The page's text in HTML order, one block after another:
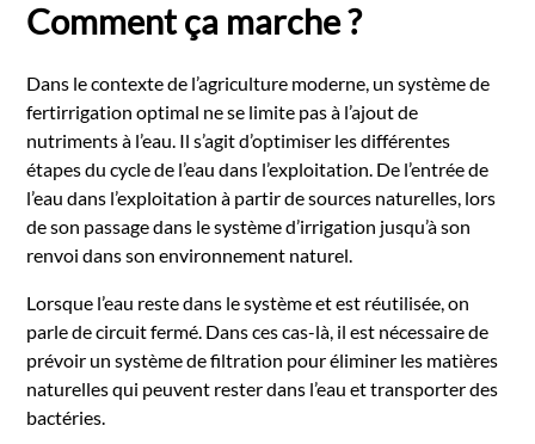
Comment ça marche ?
Dans le contexte de l’agriculture moderne, un système de
fertirrigation optimal ne se limite pas à l’ajout de
nutriments à l’eau. Il s’agit d’optimiser les différentes
étapes du cycle de l’eau dans l’exploitation. De l’entrée de
l’eau dans l’exploitation à partir de sources naturelles, lors
de son passage dans le système d’irrigation jusqu’à son
renvoi dans son environnement naturel.
Lorsque l’eau reste dans le système et est réutilisée, on
parle de circuit fermé. Dans ces cas-là, il est nécessaire de
prévoir un système de filtration pour éliminer les matières
naturelles qui peuvent rester dans l’eau et transporter des
bactéries.